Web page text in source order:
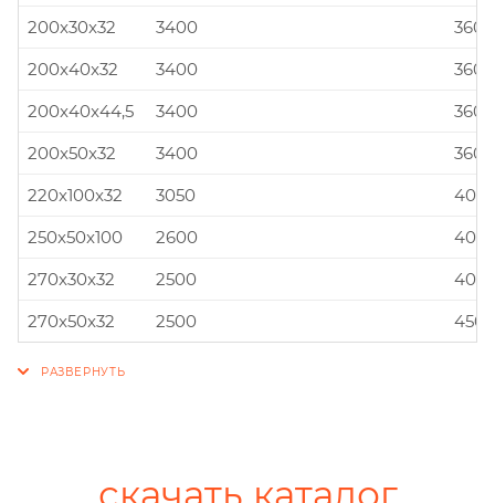
200x30x32
3400
200x40x32
3400
200x40x44,5
3400
200x50x32
3400
220x100x32
3050
250x50x100
2600
270x30x32
2500
270x50x32
2500
скачать каталог